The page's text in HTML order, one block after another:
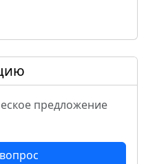
предложение